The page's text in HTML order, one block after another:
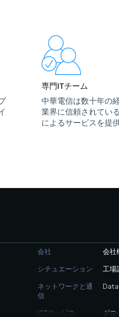
専門ITチーム
中華電信は数十年の
業界に信頼されてい
によるサービスを提供
会社 会社
シチュエーション
工場
ネットワークと通
信
ICTサービス グ